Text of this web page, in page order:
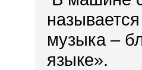
музыка –
языке».